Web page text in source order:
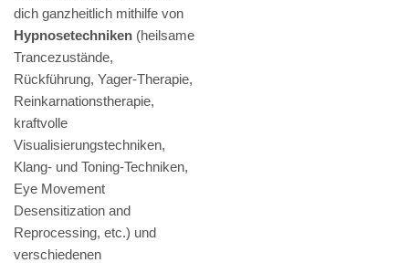
dich ganzheitlich mithilfe von
Hypnosetechniken (heilsame
Trancezustände,
Rückführung, Yager-Therapie,
Reinkarnationstherapie,
kraftvolle
Visualisierungstechniken,
Klang- und Toning-Techniken,
Eye Movement
Desensitization and
Reprocessing, etc.) und
verschiedenen